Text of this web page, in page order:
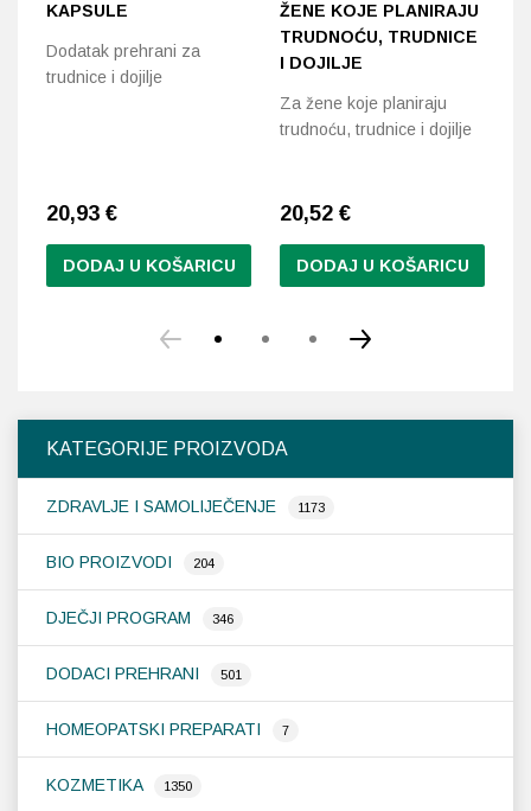
KATEGORIJE PROIZVODA
ZDRAVLJE I SAMOLIJEČENJE 1173
BIO PROIZVODI 204
DJEČJI PROGRAM 346
DODACI PREHRANI 501
HOMEOPATSKI PREPARATI 7
KOZMETIKA 1350
KAPSULE
Dodatak prehrani za
trudnice i dojilje
20,93 €
DODAJ U KOŠARICU
ŽENE KOJE PLANIRAJU
TRUDNOĆU, TRUDNICE
I DOJILJE
Za žene koje planiraju
trudnoću, trudnice i dojilje
20,52 €
DODAJ U KOŠARICU